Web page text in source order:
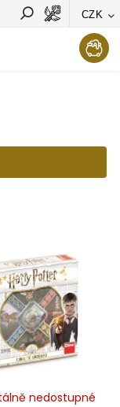
CZK
Hledat
nedostupné